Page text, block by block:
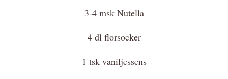
3-4 msk Nutella
4 dl florsocker
1 tsk vaniljessens